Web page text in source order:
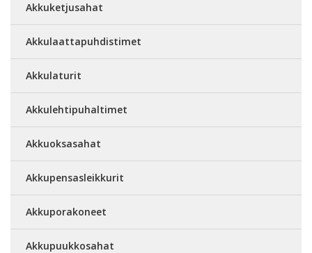
Akkuketjusahat
Akkulaattapuhdistimet
Akkulaturit
Akkulehtipuhaltimet
Akkuoksasahat
Akkupensasleikkurit
Akkuporakoneet
Akkupuukkosahat